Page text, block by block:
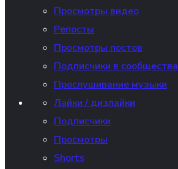
Просмотры видео
Репосты
Просмотры постов
Подписчики в сообщества
Прослушивание музыки
Лайки / дизлайки
Подписчики
Просмотры
Shorts